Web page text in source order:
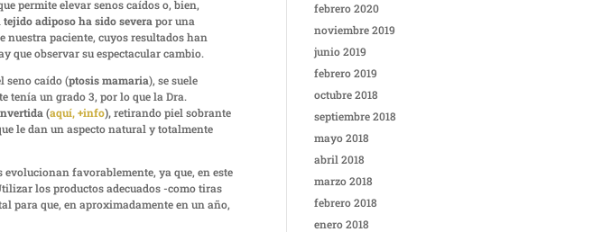
permite elevar senos caídos o, bien,
tejido adiposo ha sido severapor una
nuestra paciente, cuyos resultados han
que observar su espectacular cambio.
seno caído (ptosis mamaria), se suele
tenía un grado 3, por lo que la Dra.
(aquí, +info),retirando piel sobrante
le dan un aspecto natural y totalmente
favorablemente, ya que, en este
los productos adecuados -como tiras
para que, en aproximadamente en un año,
febrero 2020
noviembre 2019
junio 2019
febrero 2019
octubre 2018
septiembre 2018
mayo 2018
abril 2018
marzo 2018
febrero 2018
enero 2018